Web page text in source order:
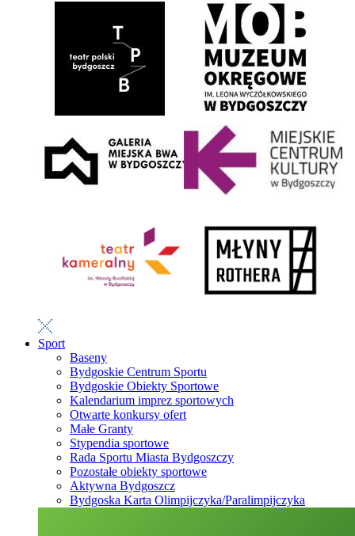
Sport
Baseny
Bydgoskie Centrum Sportu
Bydgoskie Obiekty Sportowe
Kalendarium imprez sportowych
Otwarte konkursy ofert
Małe Granty
Stypendia sportowe
Rada Sportu Miasta Bydgoszczy
Pozostałe obiekty sportowe
Aktywna Bydgoszcz
Bydgoska Karta Olimpijczyka/Paralimpijczyka